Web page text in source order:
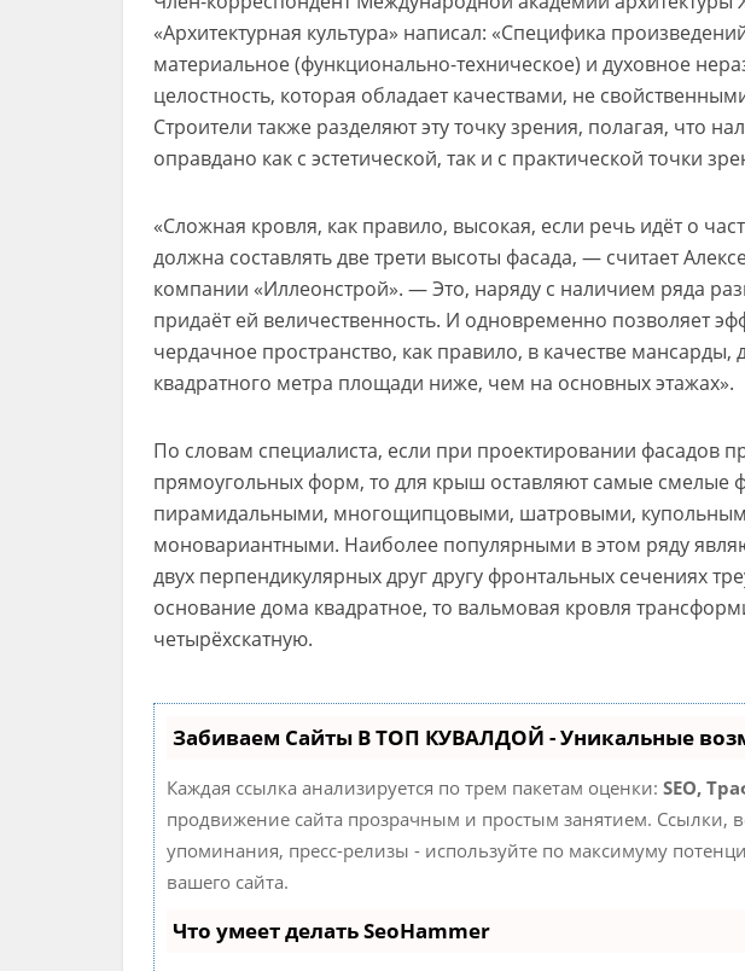
«Архитектурная культура» написал: «Специфика
материальное (функционально-техническое) и духовное
целостность, которая обладает качествами, не
Строители также разделяют эту точку зрения, полагая, что
оправдано как с эстетической, так и с практической точки
«Сложная кровля, как правило, высокая, если речь идёт о
должна составлять две трети высоты фасада, — считает
компании «Иллеонстрой». — Это, наряду с наличием ряда
придаёт ей величественность. И одновременно позволяет
чердачное пространство, как правило, в качестве мансарды,
квадратного метра площади ниже, чем на основных этажах».
По словам специалиста, если при проектировании фасадов
прямоугольных форм, то для крыш оставляют самые смелые
пирамидальными, многощипцовыми, шатровыми,
моновариантными. Наиболее популярными в этом ряду
двух перпендикулярных друг другу фронтальных сечениях
основание дома квадратное, то вальмовая кровля
четырёхскатную.
Забиваем Сайты В ТОП КУВАЛДОЙ - Уникальные
Каждая ссылка анализируется по трем пакетам оценки: SEO,
продвижение сайта прозрачным и простым занятием. Ссылки,
упоминания, пресс-релизы - используйте по максимуму
вашего сайта.
Что умеет делать SeoHammer